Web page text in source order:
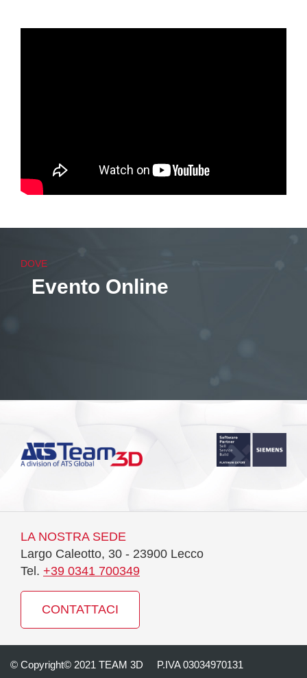
DOVE
Evento Online
LA NOSTRA SEDE
Largo Caleotto, 30 - 23900 Lecco
Tel. +39 0341 700349
CONTATTACI
© Copyright© 2021 TEAM 3D
P.IVA 03034970131